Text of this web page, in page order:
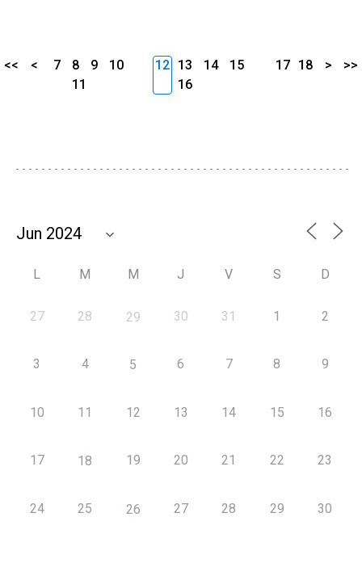
<< < 7 8 9
10
11
12 13 14
15
16
17 18 > >>
L M M J V S D
27 28 29 30 31 1 2
3 4 5 6 7 8 9
10 11 12 13 14 15 16
17 18 19 20 21 22 23
24 25 26 27 28 29 30